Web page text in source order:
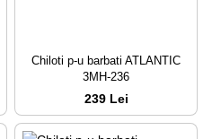
Chiloti p-u barbati ATLANTIC
3MH-236
239 Lei